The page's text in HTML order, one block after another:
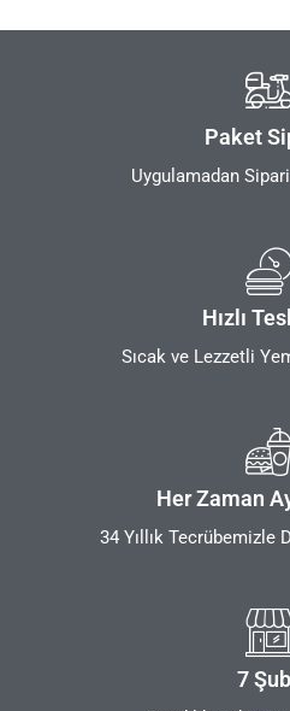
Paket
Uygulamadan
Hızlı
Sıcak ve Lezzetli
Her Zaman
34 Yıllık Tecrübemizle
7